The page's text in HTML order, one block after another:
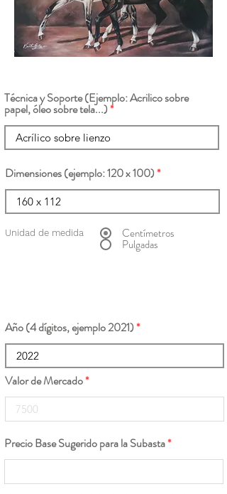
Técnica y Soporte (Ejemplo: Acrilico sobre
papel, óleo sobre tela...)
Dimensiones (ejemplo: 120 x 100)
Unidad de medida Centímetros
Pulgadas
Año (4 dígitos, ejemplo 2021)
Valor de Mercado
Precio Base Sugerido para la Subasta